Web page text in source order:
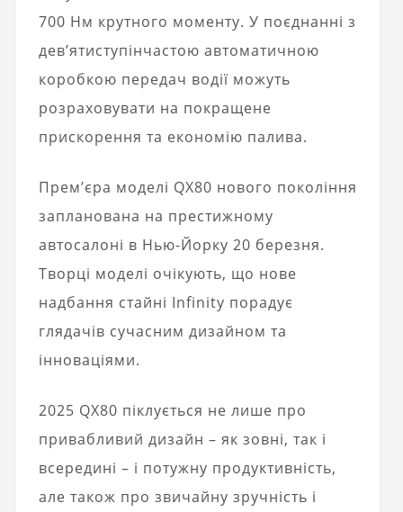
700 Нм крутного моменту. У поєднанні з
дев’ятиступінчастою автоматичною
коробкою передач водії можуть
розраховувати на покращене
прискорення та економію палива.
Прем’єра моделі QX80 нового покоління
запланована на престижному
автосалоні в Нью-Йорку 20 березня.
Творці моделі очікують, що нове
надбання стайні Infinity порадує
глядачів сучасним дизайном та
інноваціями.
2025 QX80 піклується не лише про
привабливий дизайн – як зовні, так і
всередині – і потужну продуктивність,
але також про звичайну зручність і